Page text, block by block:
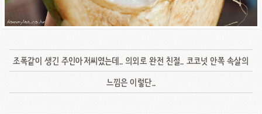
조폭같이 생긴 주인아저씨였는데.. 의외로 완전 친절.. 코코넛 안쪽 속살의
느낌은 이렇단..